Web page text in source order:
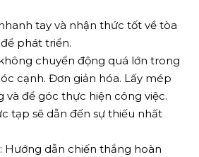
tay và nhận thức tốt về tòa
phát triển.
chuyển động quá lớn trong
cạnh. Đơn giản hóa. Lấy mép
và để góc thực hiện công việc.
tạp sẽ dẫn đến sự thiếu nhất
Hướng dẫn chiến thắng hoàn